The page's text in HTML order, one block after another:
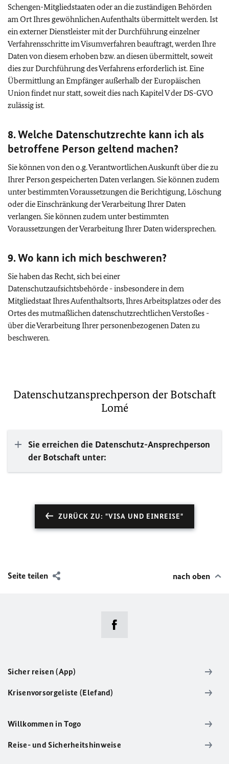
Schengen-Mitgliedstaaten oder an die zuständigen Behörden
am Ort Ihres gewöhnlichen Aufenthalts übermittelt werden. Ist
ein externer Dienstleister mit der Durchführung einzelner
Verfahrensschritte im Visumverfahren beauftragt, werden Ihre
Daten von diesem erhoben bzw. an diesen übermittelt, soweit
dies zur Durchführung des Verfahrens erforderlich ist. Eine
Übermittlung an Empfänger außerhalb der Europäischen
Union findet nur statt, soweit dies nach Kapitel V der DS-GVO
zulässig ist.
8. Welche Datenschutzrechte kann ich als
betroffene Person geltend machen?
Sie können von den o.g. Verantwortlichen Auskunft über die zu
Ihrer Person gespeicherten Daten verlangen. Sie können zudem
unter bestimmten Voraussetzungen die Berichtigung, Löschung
oder die Einschränkung der Verarbeitung Ihrer Daten
verlangen. Sie können zudem unter bestimmten
Voraussetzungen der Verarbeitung Ihrer Daten widersprechen.
9. Wo kann ich mich beschweren?
Sie haben das Recht, sich bei einer
Datenschutzaufsichtsbehörde - insbesondere in dem
Mitgliedstaat Ihres Aufenthaltsorts, Ihres Arbeitsplatzes oder des
Ortes des mutmaßlichen datenschutzrechtlichen Verstoßes -
über die Verarbeitung Ihrer personenbezogenen Daten zu
beschweren.
Datenschutzansprechperson der Botschaft
Lomé
Sie erreichen die Datenschutz-Ansprechperson
der Botschaft unter:
ZURÜCK ZU: "VISA UND EINREISE"
Seite teilen nach oben
Sicher reisen (App)
Krisenvorsorgeliste (Elefand)
Willkommen in Togo
Reise- und Sicherheitshinweise